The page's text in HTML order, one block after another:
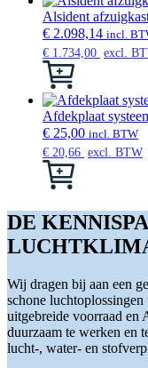
Alsident
€ 2.098,14 incl.
€ 1.734,00 excl.
Dit
heeft
meerdere
variaties.
Deze
optie
worden
op
de
Afdekplaat
€ 25,00 incl. BTW
€ 20,66 excl. BTW
Dit
meerdere
variaties.
Deze
kan
gekozen
worden
op
de
productpagina
DE
Wij dragen bij aan een
schone
uitgebreide voorraad en
duurzaam te werken en
lucht-, water- en